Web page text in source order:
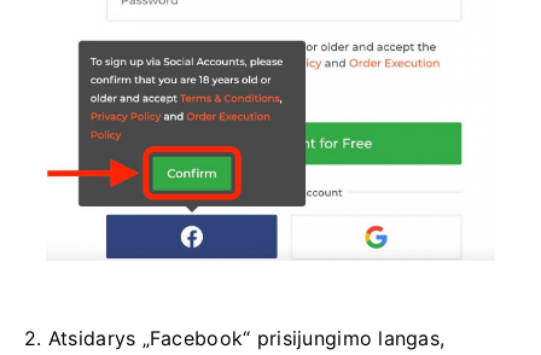
2. Atsidarys „Facebook“ prisijungimo langas,